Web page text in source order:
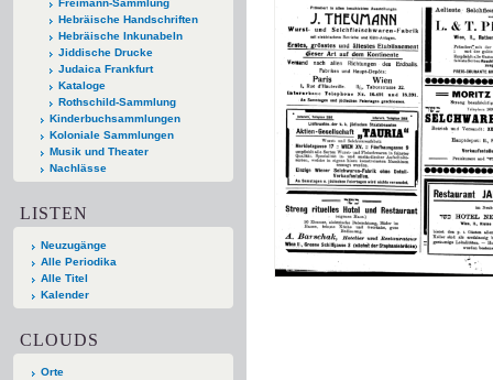
Freimann-Sammlung
Hebräische Handschriften
Hebräische Inkunabeln
Jiddische Drucke
Judaica Frankfurt
Kataloge
Rothschild-Sammlung
Kinderbuchsammlungen
Koloniale Sammlungen
Musik und Theater
Nachlässe
LISTEN
Neuzugänge
Alle Periodika
Alle Titel
Kalender
CLOUDS
Orte